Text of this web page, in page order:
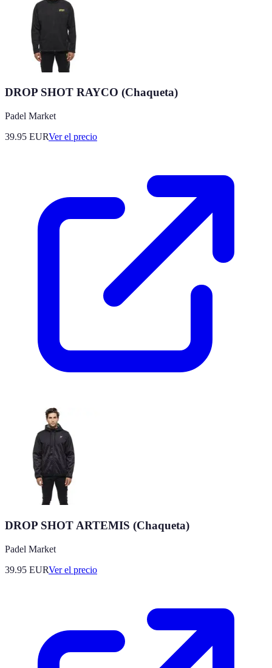
DROP SHOT RAYCO (Chaqueta)
Padel Market
39.95 EURVer el precio
DROP SHOT ARTEMIS (Chaqueta)
Padel Market
39.95 EURVer el precio